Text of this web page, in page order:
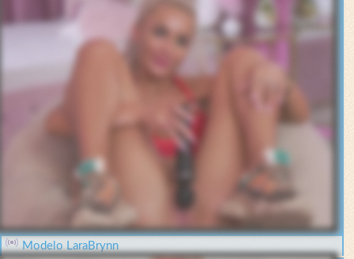
Modelo LaraBrynn